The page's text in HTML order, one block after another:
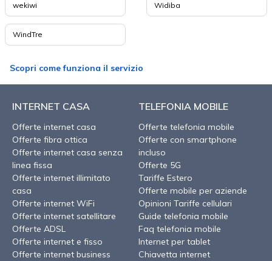
wekiwi Widiba
WindTre
Scopri come funziona il servizio
INTERNET CASA
Offerte internet casa
Offerte fibra ottica
Offerte internet casa senza
linea fissa
Offerte internet illimitato
casa
Offerte internet WiFi
Offerte internet satellitare
Offerte ADSL
Offerte internet e fisso
Offerte internet business
TELEFONIA MOBILE
Offerte telefonia mobile
Offerte con smartphone
incluso
Offerte 5G
Tariffe Estero
Offerte mobile per aziende
Opinioni Tariffe cellulari
Guide telefonia mobile
Faq telefonia mobile
Internet per tablet
Chiavetta internet